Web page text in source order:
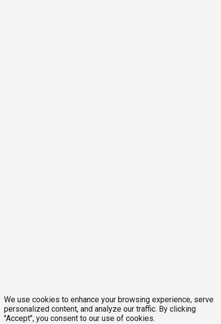
We use cookies to enhance your browsing experience, serve
personalized content, and analyze our traffic. By clicking
"Accept", you consent to our use of cookies.